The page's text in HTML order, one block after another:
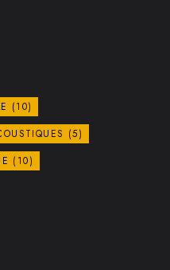
(10)
(5)
(10)